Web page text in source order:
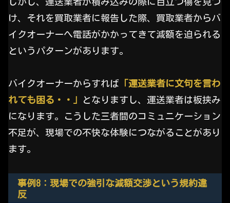
け、それを買取業者に報告した際、買取業者からバ
イクオーナーへ電話がかかってきて減額を迫られる
というパターンがあります。
バイクオーナーからすれば 「運送業者に文句を言わ
れても困る・・」
となりますし、運送業者は板挟み
になります。こうした三者間のコミュニケーション
不足が、現場での不快な体験につながることがあり
ます。
事例8：現場での強引な減額交渉という規約違
反